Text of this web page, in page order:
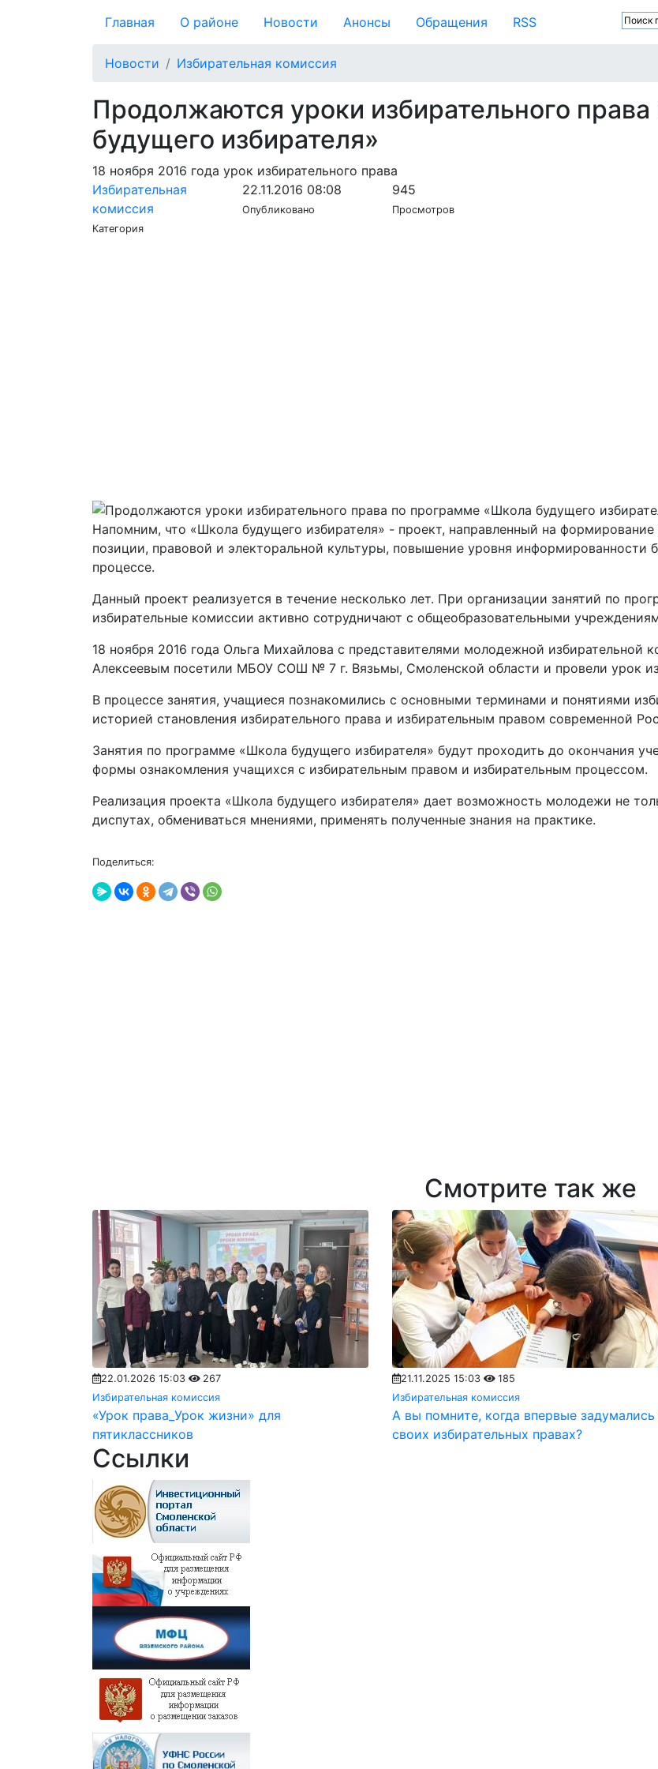
Главная О районе Новости Анонсы Обращения RSS
Новости Избирательная комиссия
Продолжаются уроки избирательного
будущего избирателя»
18 ноября 2016 года урок избирательного права
Избирательная
комиссия
Категория
22.11.2016 08:08
Опубликовано
945
Просмотров
Напомним, что «Школа будущего избирателя» - проект, направленный на
позиции, правовой и электоральной культуры, повышение уровня информированности
процессе.
Данный проект реализуется в течение несколько лет. При организации занятий по
избирательные комиссии активно сотрудничают с общеобразовательными
18 ноября 2016 года Ольга Михайлова с представителями молодежной
Алексеевым посетили МБОУ СОШ № 7 г. Вязьмы, Смоленской области и провели урок
В процессе занятия, учащиеся познакомились с основными терминами и понятиями
историей становления избирательного права и избирательным правом современной
Занятия по программе «Школа будущего избирателя» будут проходить до окончания
формы ознакомления учащихся с избирательным правом и избирательным процессом.
Реализация проекта «Школа будущего избирателя» дает возможность молодежи не
диспутах, обмениваться мнениями, применять полученные знания на практике.
Поделиться:
Смотрите так же
22.01.2026 15:03
267
Избирательная комиссия
«Урок права_Урок жизни» для
пятиклассников
21.11.2025 15:03
185
Избирательная комиссия
А вы помните, когда впервые задумались
своих избирательных правах?
Ссылки